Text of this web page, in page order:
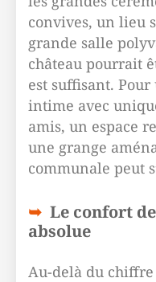
convives, un lieu
grande salle
château pourrait
est suffisant.
intime avec
amis, un espace
une grange
communale peut
Le confort
absolue
Au-delà du